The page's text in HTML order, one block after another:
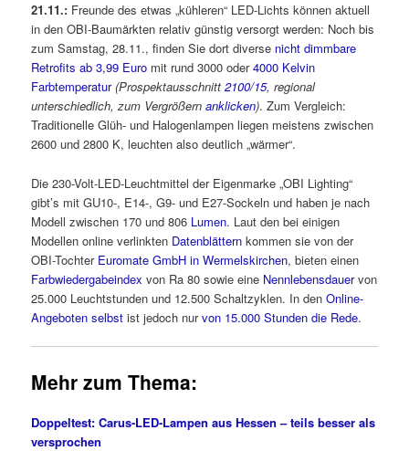
21.11.: Freunde des etwas „kühleren“ LED-Lichts können aktuell
in den OBI-Baumärkten relativ günstig versorgt werden: Noch bis
zum Samstag, 28.11., finden Sie dort diverse nicht dimmbare
Retrofits ab 3,99 Euro mit rund 3000 oder4000 Kelvin
Farbtemperatur (Prospektausschnitt2100/15, regional
unterschiedlich, zum Vergrößernanklicken). Zum Vergleich:
Traditionelle Glüh- und Halogenlampen liegen meistens zwischen
2600 und 2800 K, leuchten also deutlich „wärmer“.
Die 230-Volt-LED-Leuchtmittel der Eigenmarke „OBI Lighting“
gibt’s mit GU10-, E14-, G9- und E27-Sockeln und haben je nach
Modell zwischen 170 und 806 Lumen. Laut den bei einigen
Modellen online verlinkten Datenblättern kommen sie von der
OBI-Tochter Euromate GmbH in Wermelskirchen, bieten einen
Farbwiedergabeindex von Ra 80 sowie eine Nennlebensdauervon
25.000 Leuchtstunden und 12.500 Schaltzyklen. In denOnline-
Angeboten selbst ist jedoch nurvon 15.000 Stunden die Rede.
Mehr zum Thema:
Doppeltest: Carus-LED-Lampen aus Hessen – teils besser als
versprochen